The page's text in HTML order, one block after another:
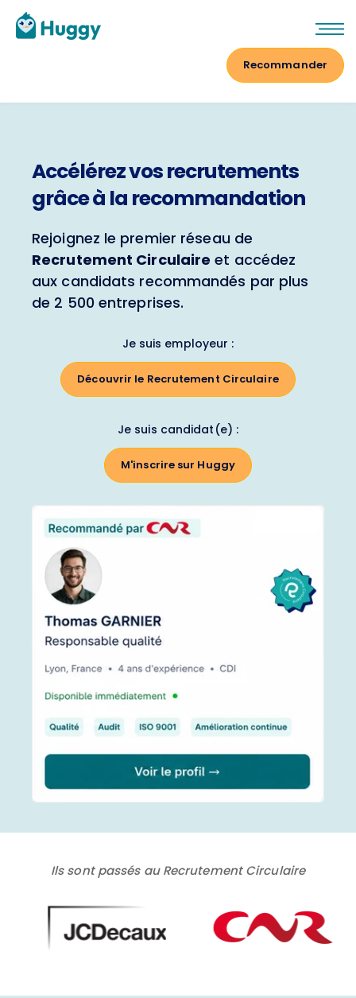
Se connecter
Recommander
Accélérez vos recrutements
grâce à la recommandation
Rejoignez le premier réseau de
Recrutement Circulaire et accédez
aux candidats recommandés par plus
de 2 500 entreprises.
Je suis employeur :
Découvrir le Recrutement Circulaire
Je suis candidat(e) :
M'inscrire sur Huggy
Ils sont passés au Recrutement Circulaire